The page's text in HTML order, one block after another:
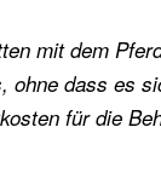
mit dem
ohne dass es
für die